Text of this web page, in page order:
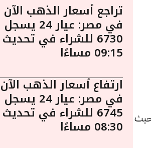
مايو الساعة 7:00 مساءً. حيث
تراجع أسعار الذهب الآن
في مصر: عيار 24 يسجل
6730 للشراء في تحديث
09:15 مساءًا
ارتفاع أسعار الذهب الآن
في مصر: عيار 24 يسجل
6745 للشراء في تحديث
08:30 مساءًا